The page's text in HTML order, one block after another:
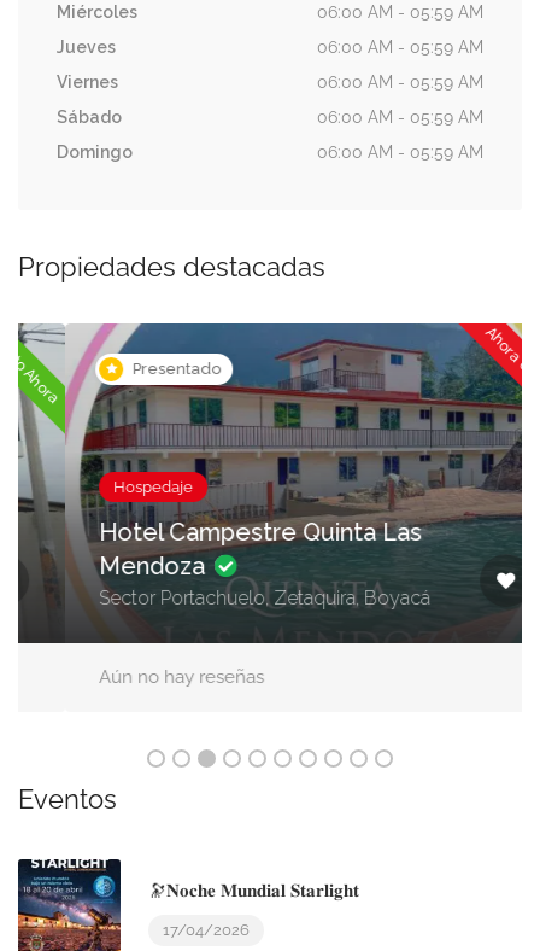
Miércoles
06:00 AM - 05:59 AM
Jueves
06:00 AM - 05:59 AM
Viernes
06:00 AM - 05:59 AM
Sábado
06:00 AM - 05:59 AM
Domingo
06:00 AM - 05:59 AM
Propiedades destacadas
Presentado Ahora cerrado
Hospedaje
Hotel Campestre Quinta Las
Mendoza
Sector Portachuelo, Zetaquira, Boyacá
Aún no hay reseñas
Eventos
🔭𝐍𝐨𝐜𝐡𝐞 𝐌𝐮𝐧𝐝𝐢𝐚𝐥 𝐒𝐭𝐚𝐫𝐥𝐢𝐠𝐡𝐭
17/04/2026